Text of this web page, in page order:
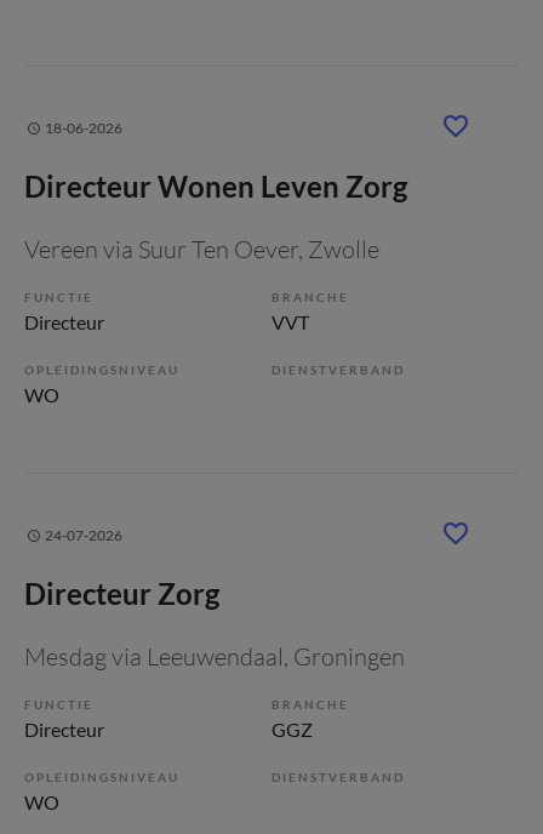
18-06-2026
Directeur Wonen Leven Zorg
Vereen via Suur Ten Oever, Zwolle
FUNCTIE
Directeur
BRANCHE
VVT
OPLEIDINGSNIVEAU
WO
DIENSTVERBAND
24-07-2026
Directeur Zorg
Mesdag via Leeuwendaal, Groningen
FUNCTIE
Directeur
BRANCHE
GGZ
OPLEIDINGSNIVEAU
WO
DIENSTVERBAND